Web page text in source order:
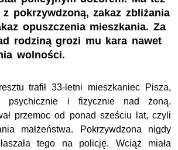
pokrzywdzoną, zakaz zbliżania
opuszczenia mieszkania. Za
rodziną grozi mu kara nawet
wolności.
trafił 33-letni mieszkaniec Pisza,
psychicznie i fizycznie nad żoną.
przemoc od ponad sześciu lat, czyli
małżeństwa. Pokrzywdzona nigdy
tego na policję. Wciąż miała